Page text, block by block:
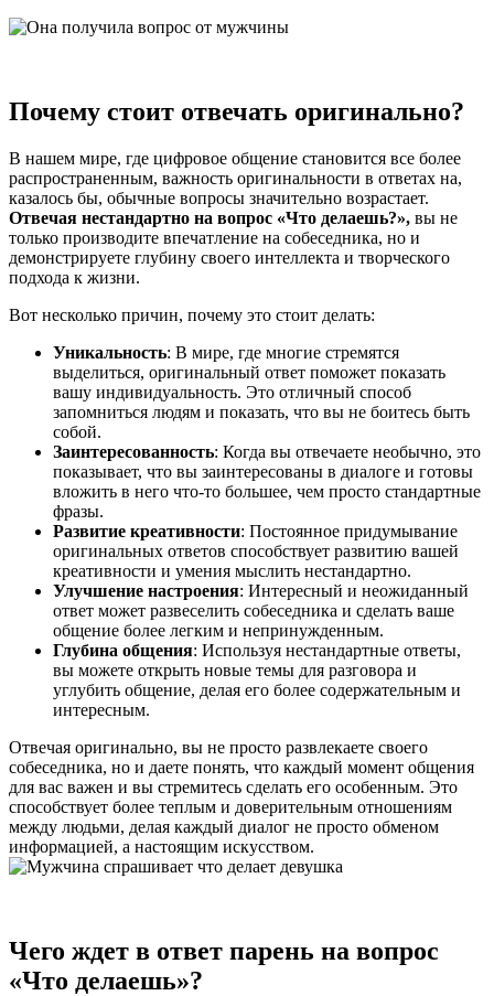
Почему стоит отвечать оригинально?
В нашем мире, где цифровое общение становится все более
распространенным, важность оригинальности в ответах на,
казалось бы, обычные вопросы значительно возрастает.
Отвечая нестандартно на вопрос «Что делаешь?», вы не
только производите впечатление на собеседника, но и
демонстрируете глубину своего интеллекта и творческого
подхода к жизни.
Вот несколько причин, почему это стоит делать:
Уникальность: В мире, где многие стремятся
выделиться, оригинальный ответ поможет показать
вашу индивидуальность. Это отличный способ
запомниться людям и показать, что вы не боитесь быть
собой.
Заинтересованность: Когда вы отвечаете необычно, это
показывает, что вы заинтересованы в диалоге и готовы
вложить в него что-то большее, чем просто стандартные
фразы.
Развитие креативности: Постоянное придумывание
оригинальных ответов способствует развитию вашей
креативности и умения мыслить нестандартно.
Улучшение настроения: Интересный и неожиданный
ответ может развеселить собеседника и сделать ваше
общение более легким и непринужденным.
Глубина общения: Используя нестандартные ответы,
вы можете открыть новые темы для разговора и
углубить общение, делая его более содержательным и
интересным.
Отвечая оригинально, вы не просто развлекаете своего
собеседника, но и даете понять, что каждый момент общения
для вас важен и вы стремитесь сделать его особенным. Это
способствует более теплым и доверительным отношениям
между людьми, делая каждый диалог не просто обменом
информацией, а настоящим искусством.
Чего ждет в ответ парень на вопрос
«Что делаешь»?